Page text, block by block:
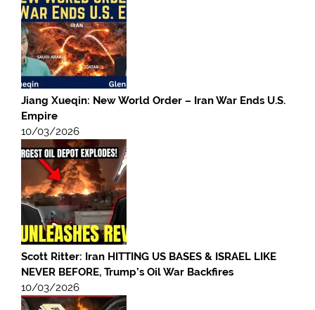
Jiang Xueqin: New World Order – Iran War Ends U.S.
Empire
10/03/2026
Scott Ritter: Iran HITTING US BASES & ISRAEL LIKE
NEVER BEFORE, Trump’s Oil War Backfires
10/03/2026